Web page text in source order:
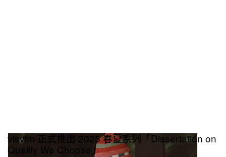
visvim 正式推出 2025 春夏系列「Dissertation on
Quality We Choose」